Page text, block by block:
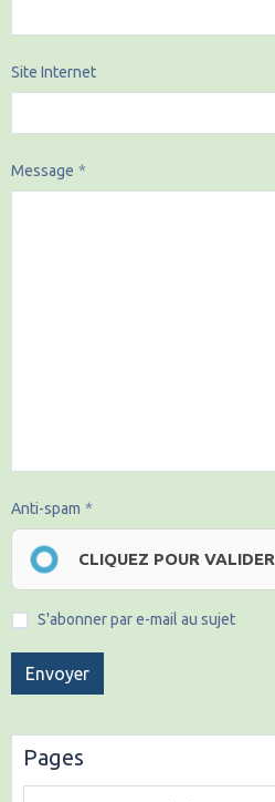
Site Internet
Message
Anti-spam
CLIQUEZ POUR VALIDER
S'abonner par e-mail au sujet
Envoyer
Pages